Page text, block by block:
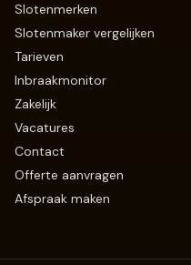
Slotenmerken
Slotenmaker vergelijken
Tarieven
Inbraakmonitor
Zakelijk
Vacatures
Contact
Offerte aanvragen
Afspraak maken